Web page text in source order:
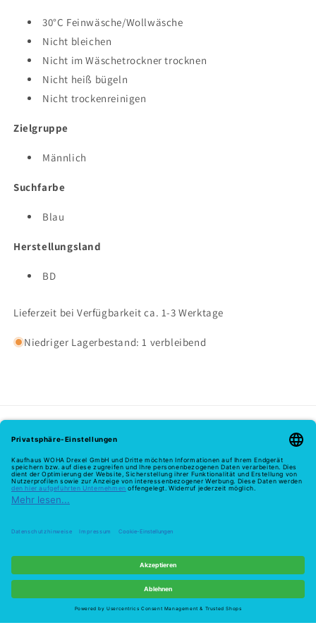
30°C Feinwäsche/Wollwäsche
Nicht bleichen
Nicht im Wäschetrockner trocknen
Nicht heiß bügeln
Nicht trockenreinigen
Zielgruppe
Männlich
Suchfarbe
Blau
Herstellungsland
BD
Lieferzeit bei Verfügbarkeit ca. 1-3 Werktage
Niedriger Lagerbestand: 1 verbleibend
E-Mail
Zahlungsmethoden
Widerrufsrecht
AGB Versand Kontaktinformationen Impressum